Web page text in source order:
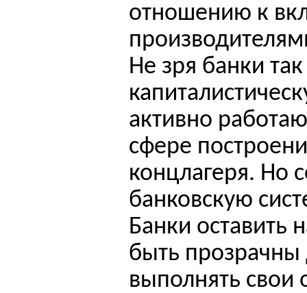
отношению к
Не зря банки
активно
сфере
концлагеря. Но
банковскую
Банки оставить
быть прозрачны
выполнять